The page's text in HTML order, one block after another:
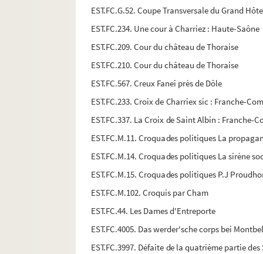
EST.FC.G.52. Coupe Transversale du Grand
EST.FC.234. Une cour à Charriez : Haute-Saône
EST.FC.209. Cour du château de Thoraise
EST.FC.210. Cour du château de Thoraise
EST.FC.567. Creux Fanei près de Dôle
EST.FC.233. Croix de Charriex sic : Franche-
EST.FC.337. La Croix de Saint Albin : Franche-
EST.FC.M.11. Croquades politiques La
EST.FC.M.14. Croquades politiques La sirène
EST.FC.M.15. Croquades politiques P.J
EST.FC.M.102. Croquis par Cham
EST.FC.44. Les Dames d'Entreporte
EST.FC.4005. Das werder'sche corps bei
EST.FC.3997. Défaite de la quatrième partie